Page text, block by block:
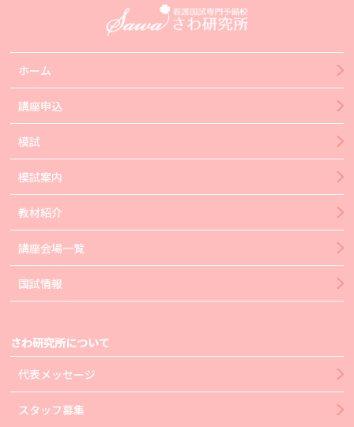
ホーム
講座申込
模試
模試案内
教材紹介
講座会場一覧
国試情報
さわ研究所について
代表メッセージ
スタッフ募集